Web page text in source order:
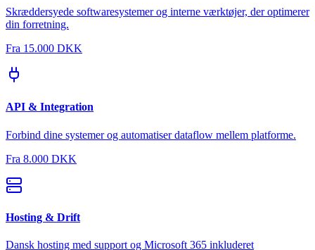
Skræddersyede softwaresystemer og interne værktøjer, der optimerer
din forretning.
Fra 15.000 DKK
API & Integration
Forbind dine systemer og automatiser dataflow mellem platforme.
Fra 8.000 DKK
Hosting & Drift
Dansk hosting med support og Microsoft 365 inkluderet